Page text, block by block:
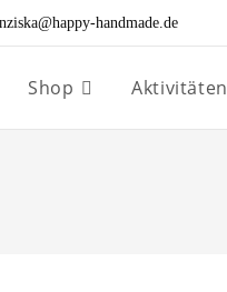
handmade.de
Shop Aktivitäten